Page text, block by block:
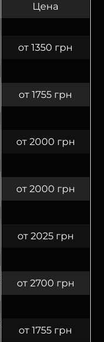
Цена
от 1350 грн
от 1755 грн
от 2000 грн
от 2000 грн
от 2025 грн
от 2700 грн
от 1755 грн